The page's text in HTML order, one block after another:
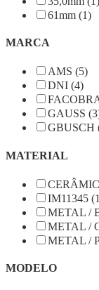
61mm (1)
MARCA
AMS (5)
DNI (4)
GAUSS
GBUSCH
MATERIAL
IM11345
METAL /
METAL /
METAL /
MODELO